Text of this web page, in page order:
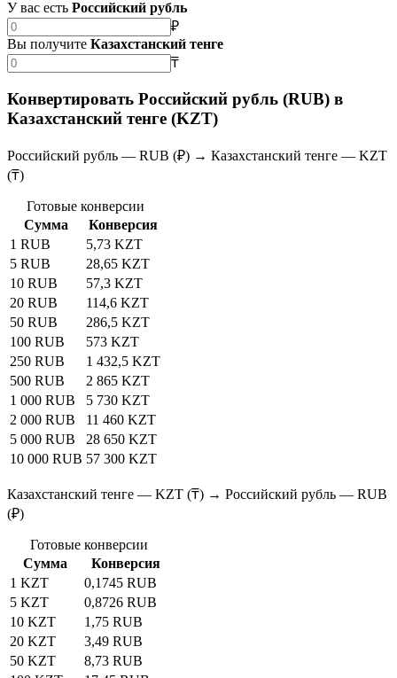
У вас есть Российский рубль
₽
Вы получите Казахстанский тенге
₸
Конвертировать Российский рубль (RUB) в
Казахстанский тенге (KZT)
Российский рубль — RUB (₽) → Казахстанский тенге — KZT
(₸)
Готовые конверсии
Сумма
Конверсия
1 RUB
5,73 KZT
5 RUB
28,65 KZT
10 RUB
57,3 KZT
20 RUB
114,6 KZT
50 RUB
286,5 KZT
100 RUB
573 KZT
250 RUB
1 432,5 KZT
500 RUB
2 865 KZT
1 000 RUB
5 730 KZT
2 000 RUB
11 460 KZT
5 000 RUB
28 650 KZT
10 000 RUB 57 300 KZT
Казахстанский тенге — KZT (₸) → Российский рубль — RUB
(₽)
Готовые конверсии
Сумма
Конверсия
1 KZT
0,1745 RUB
5 KZT
0,8726 RUB
10 KZT
1,75 RUB
20 KZT
3,49 RUB
50 KZT
8,73 RUB